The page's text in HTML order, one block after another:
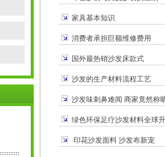
家具基本知识
消费者承担巨额维修费用
国外最热销沙发床款式
沙发的生产材料流程工艺
沙发味刺鼻难闻 商家竟然称
绿色环保足疗沙发材料全球
印花沙发面料 沙发布新宠